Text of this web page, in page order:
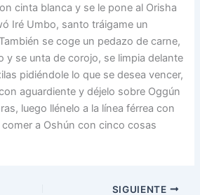
cinta blanca y se le pone al Orisha
Iré Umbo, santo tráigame un
se coge un pedazo de carne,
y se unta de corojo, se limpia delante
pidiéndole lo que se desea vencer,
aguardiente y déjelo sobre Oggún
luego llénelo a la línea férrea con
a Oshún con cinco cosas
SIGUIENTE